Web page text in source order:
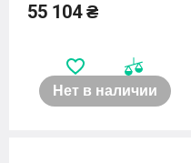
55 104 ₴
Нет в наличии